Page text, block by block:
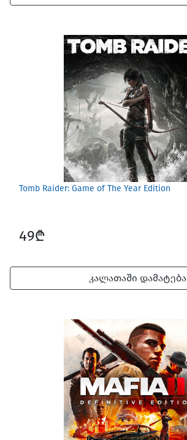
Tomb Raider: Game of The Year Edition
49₾
კალათაში დამატება